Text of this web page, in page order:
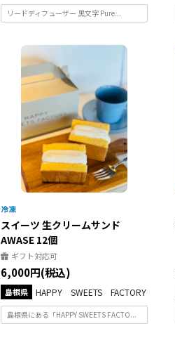
リードディフューザー 黒文字 Pure...
スイーツ 生クリームサンド
AWASE 12個
ギフト対応可
6,000円(税込)
島根県 HAPPY SWEETS FACTORY
島根県にある「HAPPY SWEETS FACTO...